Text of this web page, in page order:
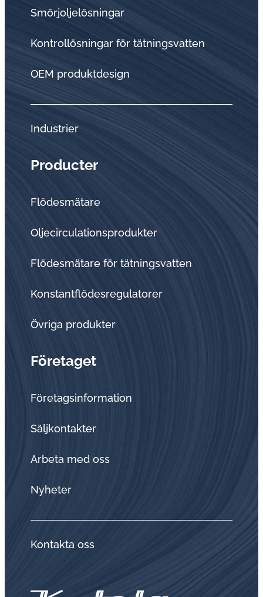
Smörjoljelösningar
Kontrollösningar för tätningsvatten
OEM produktdesign
Industrier
Producter
Flödesmätare
Oljecirculationsprodukter
Flödesmätare för tätningsvatten
Konstantflödesregulatorer
Övriga produkter
Företaget
Företagsinformation
Sälj­kon­tak­ter
Arbeta med oss
Nyheter
Kontakta oss